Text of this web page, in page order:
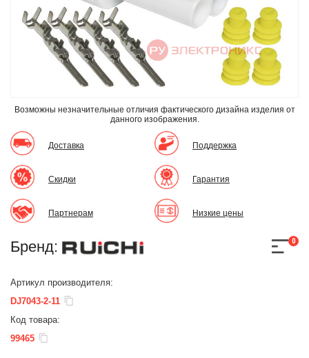
Возможны незначительные отличия фактического дизайна изделия от
данного изображения.
Доставка
Скидки
Партнерам
Поддержка
Гарантия
Низкие цены
Бренд: 0
Артикул производителя:
DJ7043-2-11
Код товара:
99465